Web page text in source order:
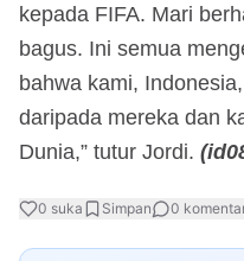
kepada FIFA. Mari
bagus. Ini semua
bahwa kami,
daripada mereka dan
Dunia,” tutur Jordi.
0 suka Simpan 0